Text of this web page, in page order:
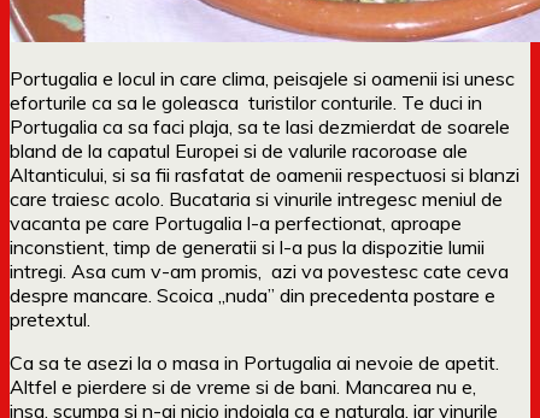
Portugalia e locul in care clima, peisajele si oamenii isi unesc
eforturile ca sa le goleasca turistilor conturile. Te duci in
Portugalia ca sa faci plaja, sa te lasi dezmierdat de soarele
bland de la capatul Europei si de valurile racoroase ale
Altanticului, si sa fii rasfatat de oamenii respectuosi si blanzi
care traiesc acolo. Bucataria si vinurile intregesc meniul de
vacanta pe care Portugalia l-a perfectionat, aproape
inconstient, timp de generatii si l-a pus la dispozitie lumii
intregi. Asa cum v-am promis, azi va povestesc cate ceva
despre mancare. Scoica „nuda” din precedenta postare e
pretextul.
Ca sa te asezi la o masa in Portugalia ai nevoie de apetit.
Altfel e pierdere si de vreme si de bani. Mancarea nu e,
insa, scumpa si n-ai nicio indoiala ca e naturala, iar vinurile